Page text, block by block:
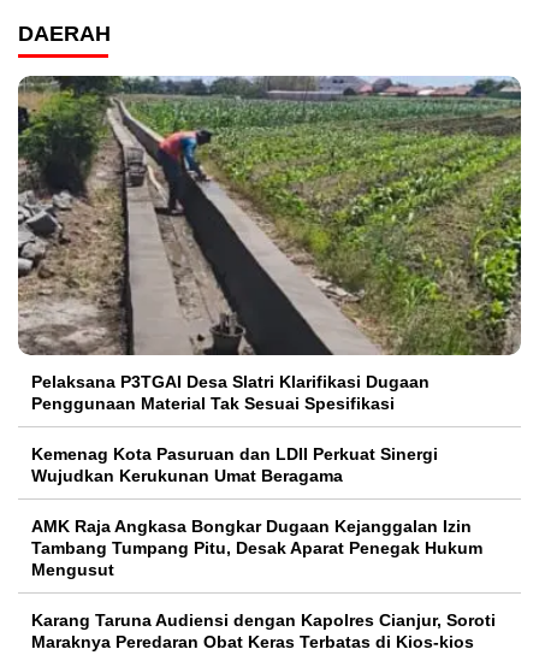
DAERAH
Pelaksana P3TGAI Desa Slatri Klarifikasi Dugaan
Penggunaan Material Tak Sesuai Spesifikasi
Kemenag Kota Pasuruan dan LDII Perkuat Sinergi
Wujudkan Kerukunan Umat Beragama
AMK Raja Angkasa Bongkar Dugaan Kejanggalan Izin
Tambang Tumpang Pitu, Desak Aparat Penegak Hukum
Mengusut
Karang Taruna Audiensi dengan Kapolres Cianjur, Soroti
Maraknya Peredaran Obat Keras Terbatas di Kios-kios